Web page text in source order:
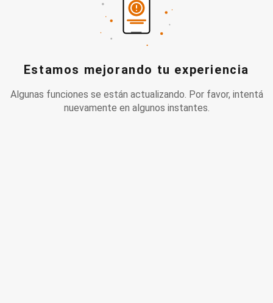
Estamos mejorando tu experiencia
Algunas funciones se están actualizando. Por favor, intentá
nuevamente en algunos instantes.